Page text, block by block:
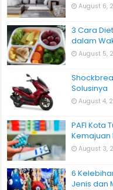
August 6,
3 Cara
dalam
August 5,
Solusinya
August 4,
PAFI Kota
Kemajuan
August 3,
6
Jenis dan